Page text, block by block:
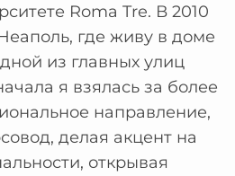
Roma Tre. В 2010
где живу в доме
из главных улиц
я взялась за более
направление,
делая акцент на
открывая